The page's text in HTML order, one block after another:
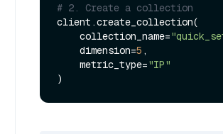
# 2. Create a collection
client.create_collection(
    collection_name=
    dimension=
5 ,
    metric_type=
"IP"